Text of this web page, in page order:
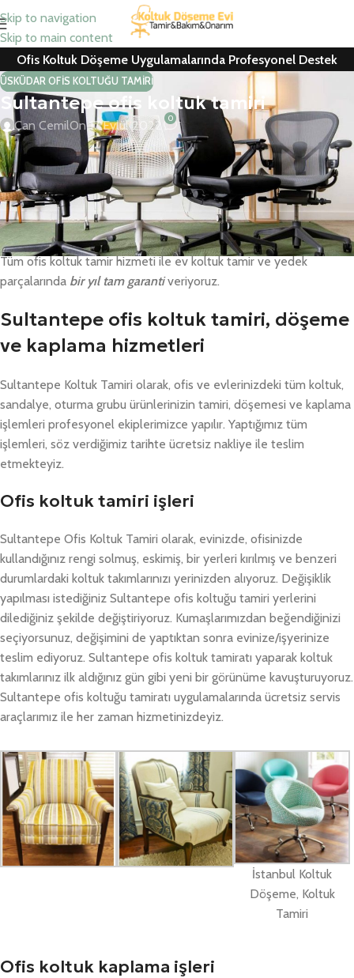
Skip to navigation
Skip to main content
Ofis Koltuk Döşeme Uygulamalarında Profesyonel Destek
ÜSKÜDAR OFIS KOLTUĞU TAMIRI
Sultantepe ofis koltuk tamiri
Can CemilOn 17 Eylül 2022 0
Sultantepe ofis koltuk tamiri, koltuk döşeme, ofis koltuk kaplama,
berber koltuğu ve ofis koltuk yedek parça hizmetlerinde ücretsiz
nakliye ve uygun fiyat garantisi veriyoruz.
Kurumsal firmalar ile konutlarda yedek parça değişimleri ve tamir
– döşeme – kaplama için ücretsiz keşif hizmetimiz mevcuttur.
Tüm ofis koltuk tamir hizmeti ile ev koltuk tamir ve yedek
parçalarında bir yıl tam garantiveriyoruz.
Sultantepe ofis koltuk tamiri, döşeme
ve kaplama hizmetleri
Sultantepe Koltuk Tamiri olarak, ofis ve evlerinizdeki tüm koltuk,
sandalye, oturma grubu ürünlerinizin tamiri, döşemesi ve kaplama
işlemleri profesyonel ekiplerimizce yapılır. Yaptığımız tüm
işlemleri, söz verdiğimiz tarihte ücretsiz nakliye ile teslim
etmekteyiz.
Ofis koltuk tamiri işleri
Sultantepe Ofis Koltuk Tamiri olarak, evinizde, ofisinizde
kullandığınız rengi solmuş, eskimiş, bir yerleri kırılmış ve benzeri
durumlardaki koltuk takımlarınızı yerinizden alıyoruz. Değişiklik
yapılması istediğiniz Sultantepe ofis koltuğu tamiri yerlerini
dilediğiniz şekilde değiştiriyoruz. Kumaşlarımızdan beğendiğinizi
seçiyorsunuz, değişimini de yaptıktan sonra evinize/işyerinize
teslim ediyoruz. Sultantepe ofis koltuk tamiratı yaparak koltuk
takımlarınız ilk aldığınız gün gibi yeni bir görünüme kavuşturuyoruz.
Sultantepe ofis koltuğu tamiratı uygulamalarında ücretsiz servis
araçlarımız ile her zaman hizmetinizdeyiz.
İstanbul Koltuk
Döşeme, Koltuk
Tamiri
Ofis koltuk kaplama işleri